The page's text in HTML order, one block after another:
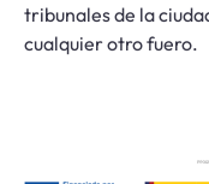
tribunales de la
cualquier otro fuero.